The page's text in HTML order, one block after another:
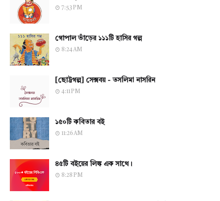
7:53 PM
গোপাল ভাঁড়ের ১১১টি হাসির গল্প
8:24 AM
[ছোট্টগল্প] সেক্সবয় - তসলিমা নাসরিন
4:11 PM
১৫০টি কবিতার বই
11:26 AM
৪৫টি বইয়ের লিঙ্ক এক সাথে।
8:28 PM